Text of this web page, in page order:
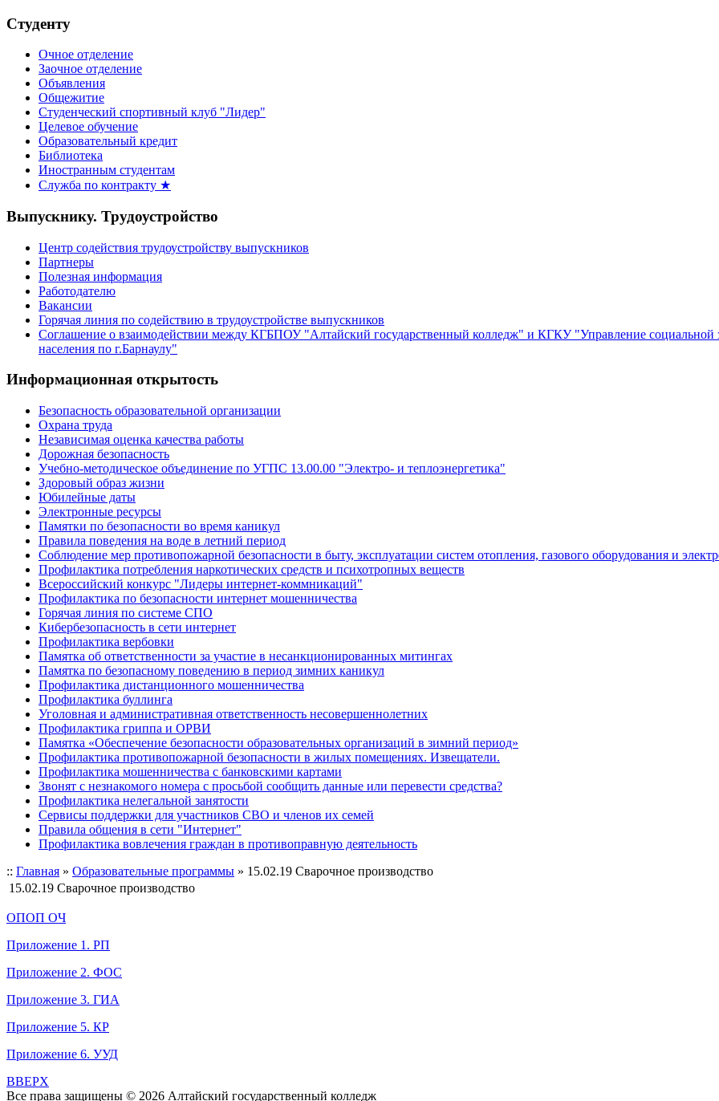
Студенту
Очное отделение
Заочное отделение
Объявления
Общежитие
Студенческий спортивный клуб "Лидер"
Целевое обучение
Образовательный кредит
Библиотека
Иностранным студентам
Служба по контракту ★
Выпускнику. Трудоустройство
Центр содействия трудоустройству выпускников
Партнеры
Полезная информация
Работодателю
Вакансии
Горячая линия по содействию в трудоустройстве выпускников
Соглашение о взаимодействии между КГБПОУ "Алтайский государственный колледж" и КГКУ "Управление социальной
населения по г.Барнаулу"
Информационная открытость
Безопасность образовательной организации
Охрана труда
Независимая оценка качества работы
Дорожная безопасность
Учебно-методическое объединение по УГПС 13.00.00 "Электро- и теплоэнергетика"
Здоровый образ жизни
Юбилейные даты
Электронные ресурсы
Памятки по безопасности во время каникул
Правила поведения на воде в летний период
Соблюдение мер противопожарной безопасности в быту, эксплуатации систем отопления, газового оборудования и
Профилактика потребления наркотических средств и психотропных веществ
Всероссийский конкурс "Лидеры интернет-коммникаций"
Профилактика по безопасности интернет мошенничества
Горячая линия по системе СПО
Кибербезопасность в сети интернет
Профилактика вербовки
Памятка об ответственности за участие в несанкционированных митингах
Памятка по безопасному поведению в период зимних каникул
Профилактика дистанционного мошенничества
Профилактика буллинга
Уголовная и административная ответственность несовершеннолетних
Профилактика гриппа и ОРВИ
Памятка «Обеспечение безопасности образовательных организаций в зимний период»
Профилактика противопожарной безопасности в жилых помещениях. Извещатели.
Профилактика мошенничества с банковскими картами
Звонят с незнакомого номера с просьбой сообщить данные или перевести средства?
Профилактика нелегальной занятости
Сервисы поддержки для участников СВО и членов их семей
Правила общения в сети "Интернет"
Профилактика вовлечения граждан в противоправную деятельность
:: Главная » Образовательные программы » 15.02.19 Сварочное производство
15.02.19 Сварочное производство
ОПОП ОЧ
Приложение 1. РП
Приложение 2. ФОС
Приложение 3. ГИА
Приложение 5. КР
Приложение 6. УУД
BBEPX
Все права защищены © 2026 Алтайский государственный колледж